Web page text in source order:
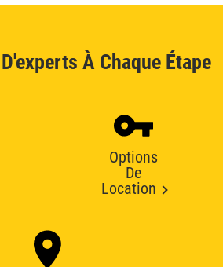
À Chaque Étape
Options
De
Location